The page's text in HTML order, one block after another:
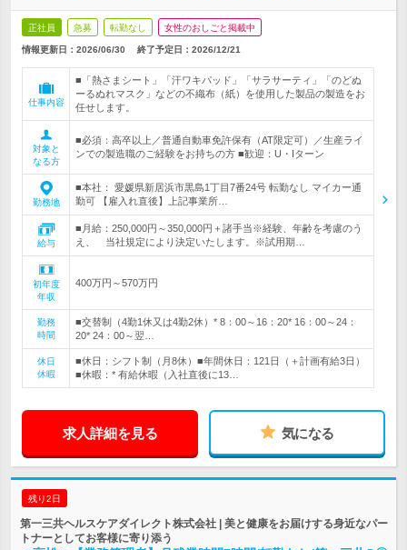
正社員 急募 転勤なし 女性のおしごと掲載中
情報更新日：2026/06/30 終了予定日： 2026/12/21
仕事内容
■「熱さまシート」「汗ワキパッド」「サラサーティ」「のどぬ
ーるぬれマスク」などの不織布（紙）を使用した製品の製造をお
任せします。
対象と
なる方
■必須：高卒以上／普通自動車免許保有（AT限定可）／生産ライ
ンでの製造職のご経験をお持ちの方 ■歓迎：U・Iターン
勤務地
■本社： 愛媛県新居浜市黒島1丁目7番24号 転勤なし マイカー通
勤可 【雇入れ直後】上記事業所…
給与
■月給：250,000円～350,000円＋諸手当※経験、年齢を考慮のう
え、 当社規定により決定いたします。※試用期…
初年度
年収
400万円～570万円
勤務
時間
■交替制（4勤1休又は4勤2休）* 8：00～16：20* 16：00～24：
20* 24：00～翌…
休日
休暇
■休日：シフト制（月8休）■年間休日：121日（＋計画有給3日）
■休暇：* 有給休暇（入社直後に13…
求人詳細を見る 気になる
残り2日
第一三共ヘルスケアダイレクト株式会社 | 美と健康をお届けする身近なパー
トナーとしてお客様に寄り添う